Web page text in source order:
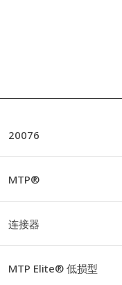
20076
MTP®
连接器
MTP Elite® 低损型